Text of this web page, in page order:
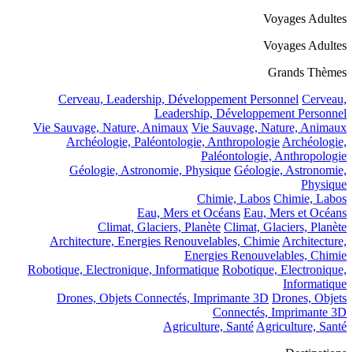
Voyages Adultes
Voyages Adultes
Grands Thèmes
Cerveau, Leadership, Développement Personnel Cerveau,
Leadership, Développement Personnel
Vie Sauvage, Nature, Animaux Vie Sauvage, Nature, Animaux
Archéologie, Paléontologie, AnthropologieArchéologie,
Paléontologie, Anthropologie
Géologie, Astronomie, Physique Géologie, Astronomie,
Physique
Chimie, Labos Chimie, Labos
Eau, Mers et Océans Eau, Mers et Océans
Climat, Glaciers, Planète Climat, Glaciers, Planète
Architecture, Energies Renouvelables, ChimieArchitecture,
Energies Renouvelables, Chimie
Robotique, Electronique, Informatique Robotique, Electronique,
Informatique
Drones, Objets Connectés, Imprimante 3D Drones, Objets
Connectés, Imprimante 3D
Agriculture, SantéAgriculture, Santé